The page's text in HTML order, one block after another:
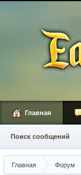
Главная Форум
Главная
Поиск сообщений